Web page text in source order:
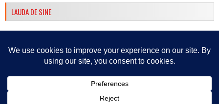
LAUDA DE SINE
Retete culinare din Tara bucatelor